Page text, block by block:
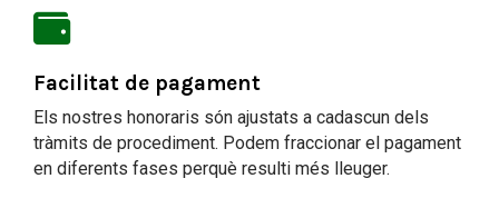
Facilitat de pagament
Els nostres honoraris són ajustats a cadascun dels
tràmits de procediment. Podem fraccionar el pagament
en diferents fases perquè resulti més lleuger.